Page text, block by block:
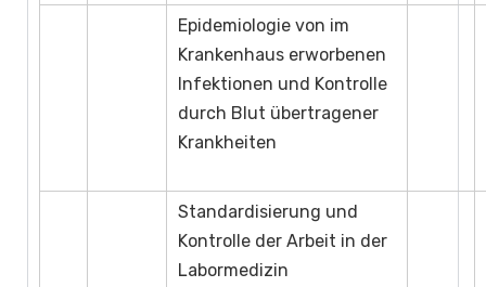
Epidemiologie von im
Krankenhaus erworbenen
Infektionen und Kontrolle
durch Blut übertragener
Krankheiten
Standardisierung und
Kontrolle der Arbeit in der
Labormedizin